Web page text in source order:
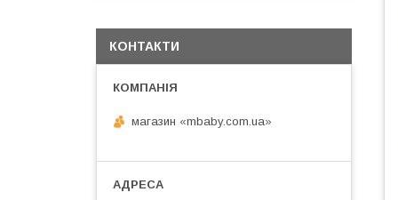
КОНТАКТИ
магазин «mbaby.com.ua»